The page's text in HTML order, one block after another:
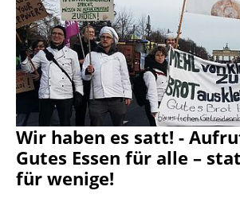
Wir haben es satt! -
Gutes Essen für alle –
für wenige!